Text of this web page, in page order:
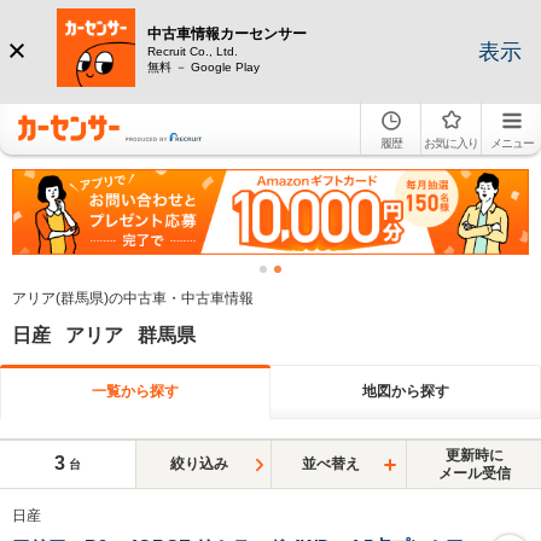
中古車情報カーセンサー
Recruit Co., Ltd.
無料 － Google Play
表示
履歴 お気に入り メニュー
アリア(群馬県)の中古車・中古車情報
日産 アリア 群馬県
一覧から探す 地図から探す
3 台 絞り込み 並べ替え
更新時に
メール受信
日産